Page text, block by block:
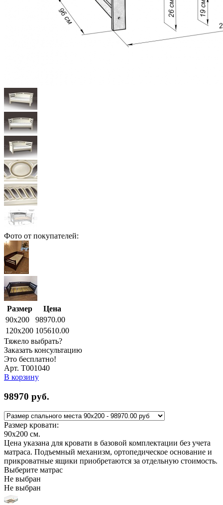
Фото от покупателей:
Размер
Цена
90x200
98970.00
120x200 105610.00
Тяжело выбрать?
Заказать консультацию
Это бесплатно!
Арт. Т001040
В корзину
98970 руб.
Размер кровати:
90x200 см.
Цена указана для кровати в базовой комплектации без учета
матраса. Подъемный механизм, ортопедическое основание и
прикроватные ящики приобретаются за отдельную стоимость.
Выберите матрас
Не выбран
Не выбран